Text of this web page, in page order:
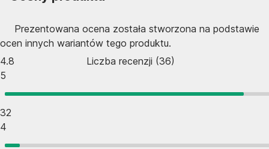
Prezentowana ocena została stworzona na podstawie
ocen innych wariantów tego produktu.
4.8
Liczba recenzji (36)
5
32
4